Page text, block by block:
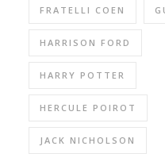
FRATELLI COEN
HARRISON FORD
HARRY POTTER
HERCULE POIROT
JACK NICHOLSON